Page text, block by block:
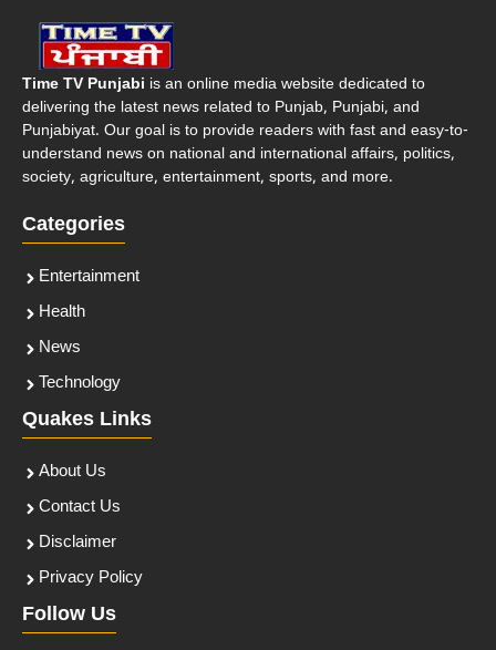
Time TV Punjabi is an online media website dedicated to
delivering the latest news related to Punjab, Punjabi, and
Punjabiyat. Our goal is to provide readers with fast and easy-to-
understand news on national and international affairs, politics,
society, agriculture, entertainment, sports, and more.
Categories
Entertainment
Health
News
Technology
Quakes Links
About Us
Contact Us
Disclaimer
Privacy Policy
Follow Us